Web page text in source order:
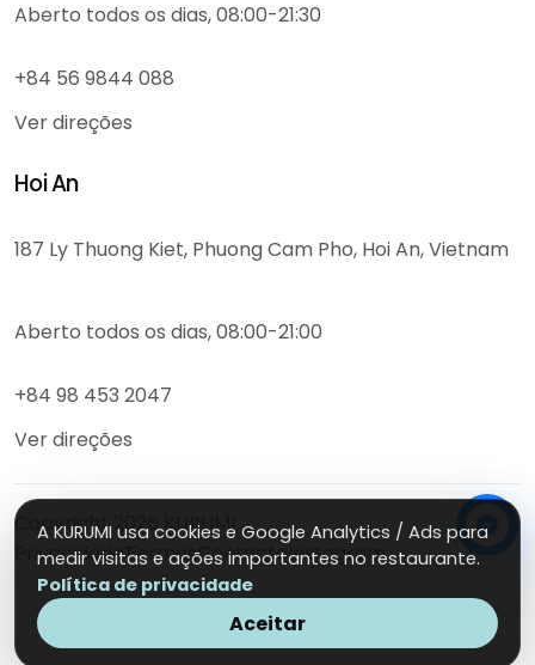
A KURUMI usa cookies e Google Analytics / Ads para
medir visitas e ações importantes no restaurante.
Política de privacidade
Aceitar
Aberto todos os dias, 08:00-21:30
+84 56 9844 088
Ver direções
Hoi An
187 Ly Thuong Kiet, Phuong Cam Pho, Hoi An, Vietnam
Aberto todos os dias, 08:00-21:00
+84 98 453 2047
Ver direções
Copyright 2026KURUMI
PrivacidadeTermosContactoInstagram